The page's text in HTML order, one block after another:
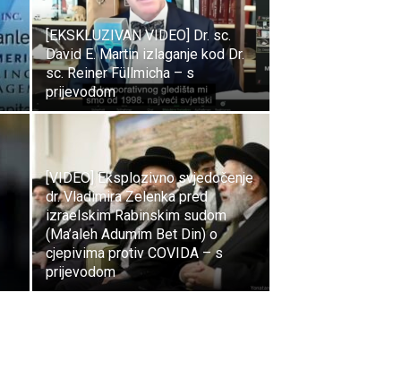
[EKSKLUZIVAN VIDEO] Dr. sc.
David E. Martin izlaganje kod Dr.
sc. Reiner Füllmicha – s
prijevodom
[VIDEO] Eksplozivno svjedočenje
dr. Vladimira Zelenka pred
izraelskim Rabinskim sudom
(Ma’aleh Adumim Bet Din) o
cjepivima protiv COVIDA – s
prijevodom